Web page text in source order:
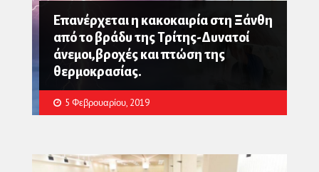
Επανέρχεται η κακοκαιρία στη Ξάνθη
από το βράδυ της Τρίτης-Δυνατοί
άνεμοι,βροχές και πτώση της
θερμοκρασίας.
5 Φεβρουαρίου, 2019